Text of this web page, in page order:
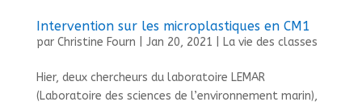
Intervention sur les microplastiques en CM1
par Christine Fourn Jan 20, 2021 La vie des classes
Hier, deux chercheurs du laboratoire LEMAR
(Laboratoire des sciences de l’environnement marin),